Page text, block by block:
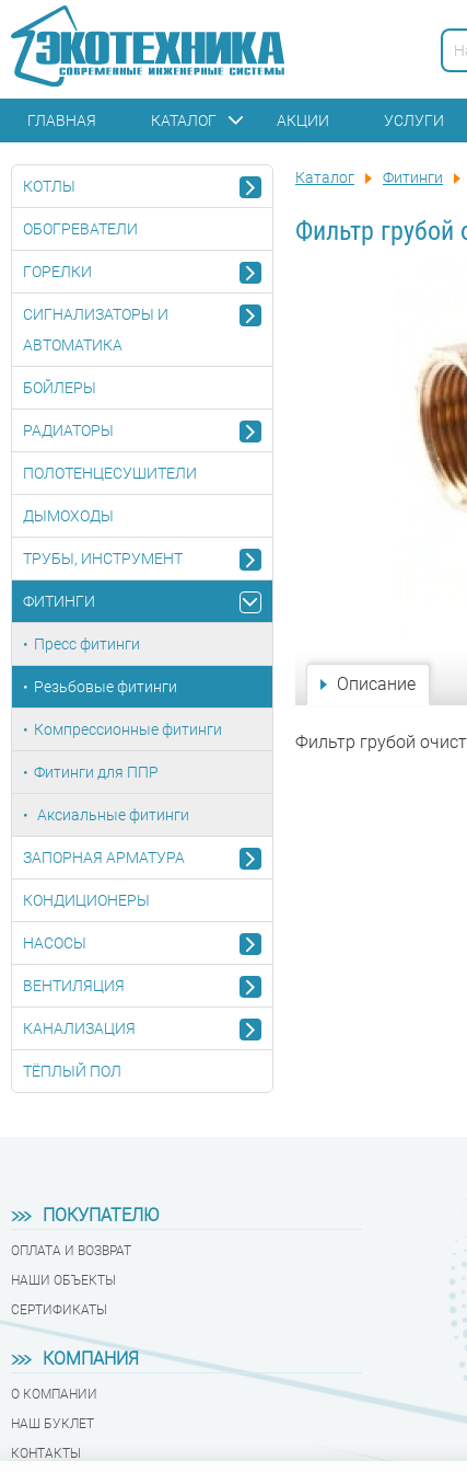
ГЛАВНАЯ КАТАЛОГ АКЦИИ УСЛУГИ
Каталог Фитинги
Фильтр
Описание
Фильтр грубой
КОТЛЫ
ОБОГРЕВАТЕЛИ
ГОРЕЛКИ
СИГНАЛИЗАТОРЫ И
АВТОМАТИКА
БОЙЛЕРЫ
РАДИАТОРЫ
ПОЛОТЕНЦЕСУШИТЕЛИ
ДЫМОХОДЫ
ТРУБЫ, ИНСТРУМЕНТ
ФИТИНГИ
Пресс фитинги
Резьбовые фитинги
Компрессионные фитинги
Фитинги для ППР
Аксиальные фитинги
ЗАПОРНАЯ АРМАТУРА
КОНДИЦИОНЕРЫ
НАСОСЫ
ВЕНТИЛЯЦИЯ
КАНАЛИЗАЦИЯ
ТЁПЛЫЙ ПОЛ
ПОКУПАТЕЛЮ
ОПЛАТА И ВОЗВРАТ
НАШИ ОБЪЕКТЫ
СЕРТИФИКАТЫ
КОМПАНИЯ
О КОМПАНИИ
НАШ БУКЛЕТ
КОНТАКТЫ